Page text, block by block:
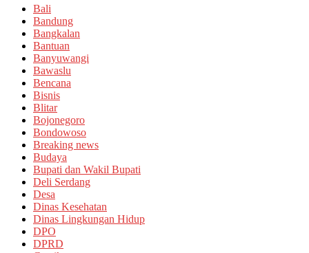
Bali
Bandung
Bangkalan
Bantuan
Banyuwangi
Bawaslu
Bencana
Bisnis
Blitar
Bojonegoro
Bondowoso
Breaking news
Budaya
Bupati dan Wakil Bupati
Deli Serdang
Desa
Dinas Kesehatan
Dinas Lingkungan Hidup
DPO
DPRD